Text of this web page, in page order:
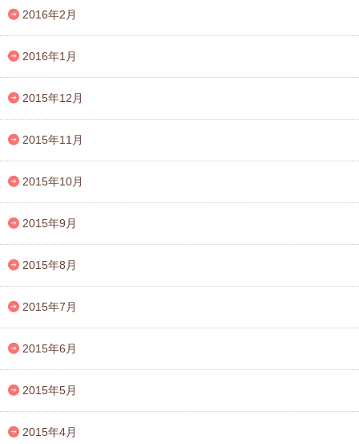
2016年2月
2016年1月
2015年12月
2015年11月
2015年10月
2015年9月
2015年8月
2015年7月
2015年6月
2015年5月
2015年4月